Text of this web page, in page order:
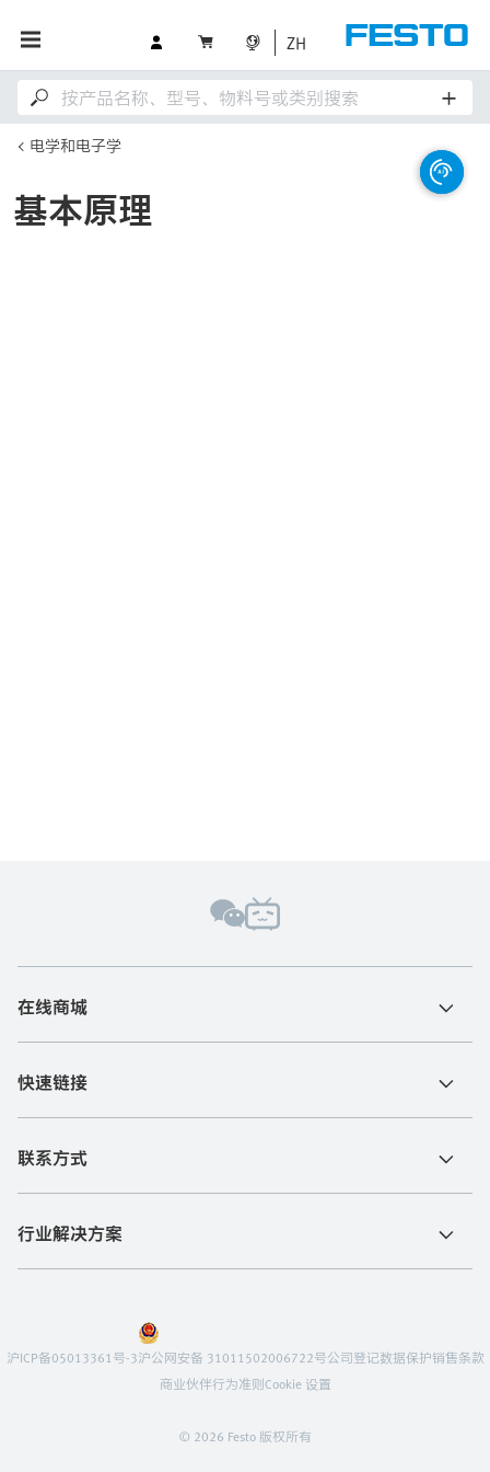
ZH
电学和电子学
基本原理
在线商城
快速链接
联系方式
行业解决方案
© 2026 Festo 版权所有
沪ICP备05013361号-3沪公网安备 31011502006722号公司登记数据保护销售条款
商业伙伴行为准则Cookie 设置